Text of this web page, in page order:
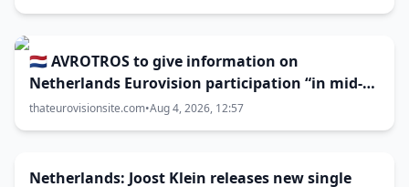
🇳🇱 AVROTROS to give information on
Netherlands Eurovision participation “in mid-
August”
thateurovisionsite.com•Aug 4, 2026, 12:57
Netherlands: Joost Klein releases new single